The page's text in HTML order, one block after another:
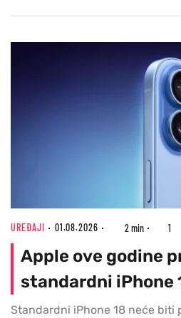
UREĐAJI 01.08.2026 2 min 1
Apple ove godine
standardni iPhone
Standardni iPhone 18 neće biti